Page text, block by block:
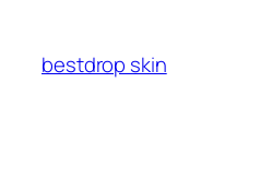
содержимому
bestdrop skin